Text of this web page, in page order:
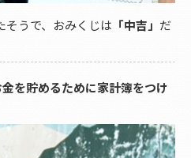
そうで、おみくじは 「中吉」 だ
を貯めるために家計簿をつけ